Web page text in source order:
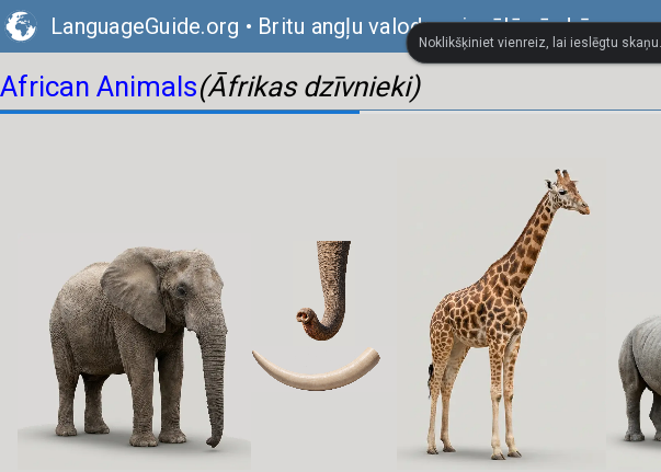
LanguageGuide.org • Britu angļu valodas vizuālā vārdnīca
African Animals(Āfrikas dzīvnieki)
Noklikšķiniet vienreiz, lai ieslēgtu